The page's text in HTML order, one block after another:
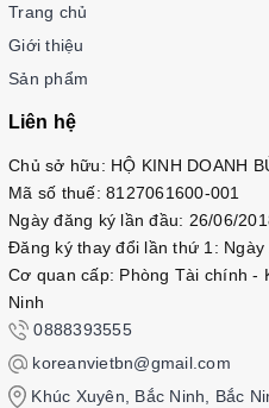
Trang chủ
Giới thiệu
Sản phẩm
Liên hệ
Chủ sở hữu: HỘ KINH DOANH
Mã số thuế: 8127061600-001
Ngày đăng ký lần đầu: 26/06/
Đăng ký thay đổi lần thứ 1: Ngày
Cơ quan cấp: Phòng Tài chính -
Ninh
0888393555
koreanvietbn@gmail.com
Khúc Xuyên, Bắc Ninh, Bắc